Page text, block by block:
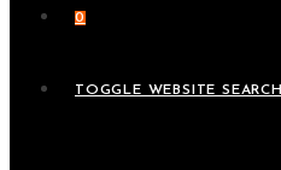
0
TOGGLE WEBSITE SEARCH